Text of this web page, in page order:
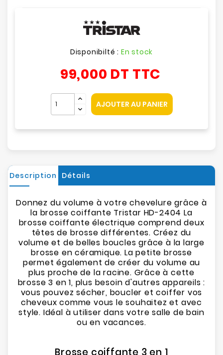
Disponibilté : En stock
99,000 DT TTC
AJOUTER AU PANIER
Description Détails
Donnez du volume à votre chevelure grâce à
la brosse coiffante Tristar HD-2404 La
brosse coiffante électrique comprend deux
têtes de brosse différentes. Créez du
volume et de belles boucles grâce à la large
brosse en céramique. La petite brosse
permet également de créer du volume au
plus proche de la racine. Grâce à cette
brosse 3 en 1, plus besoin d'autres appareils :
vous pouvez sécher, boucler et coiffer vos
cheveux comme vous le souhaitez et avec
style. Idéal à utiliser dans votre salle de bain
ou en vacances.
Brosse coiffante 3 en 1